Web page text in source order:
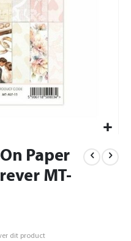
Paper
MT-
dit product